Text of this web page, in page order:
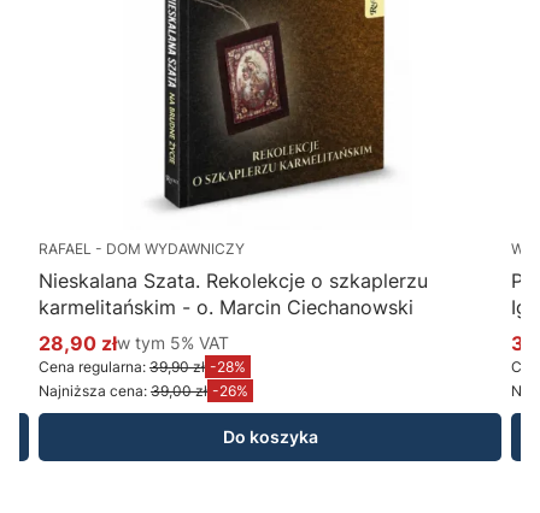
RAFAEL - DOM WYDAWNICZY
Nieskalana Szata. Rekolekcje o szkaplerzu
karmelitańskim - o. Marcin Ciechanowski
Cena promocyjna brutto
28,90 złw tym %s VAT
w tym 5% VAT
Cena regularna: 39,90 zł -28%
Najniższa cena: 39,00 zł -26%
Do koszyka